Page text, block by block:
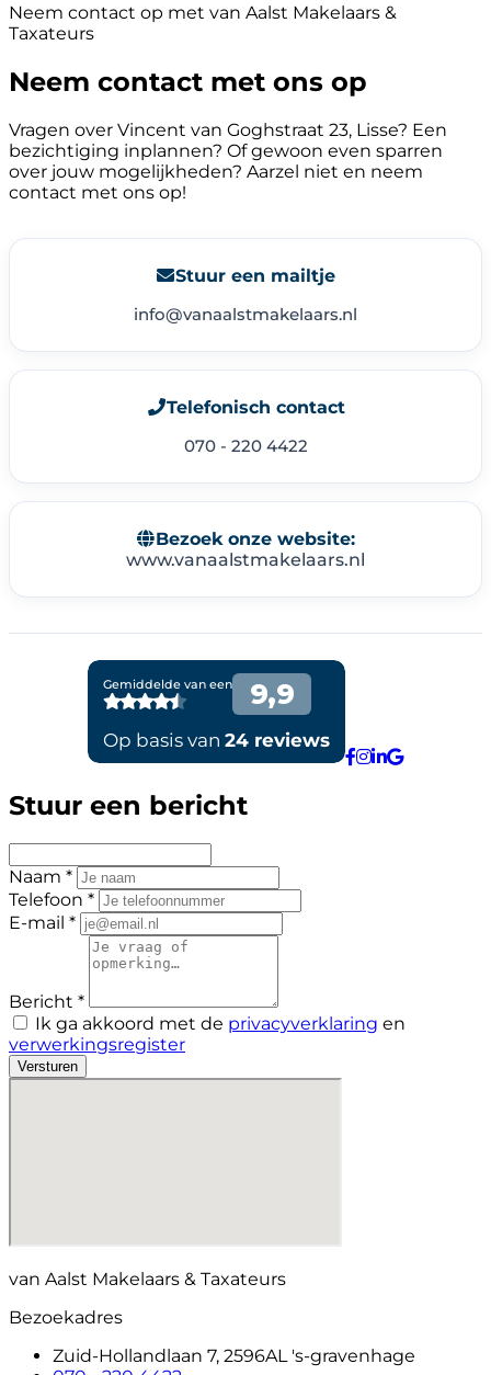
Neem contact op met van Aalst Makelaars &
Taxateurs
Neem contact met ons op
Vragen over Vincent van Goghstraat 23, Lisse? Een
bezichtiging inplannen? Of gewoon even sparren
over jouw mogelijkheden? Aarzel niet en neem
contact met ons op!
Stuur een mailtje
info@vanaalstmakelaars.nl
Telefonisch contact
070 - 220 4422
Bezoek onze website:
www.vanaalstmakelaars.nl
Stuur een bericht
Naam *
Telefoon *
E-mail *
Bericht *
Ik ga akkoord met de privacyverklaring en
verwerkingsregister
Versturen
van Aalst Makelaars & Taxateurs
Bezoekadres
Zuid-Hollandlaan 7, 2596AL 's-gravenhage